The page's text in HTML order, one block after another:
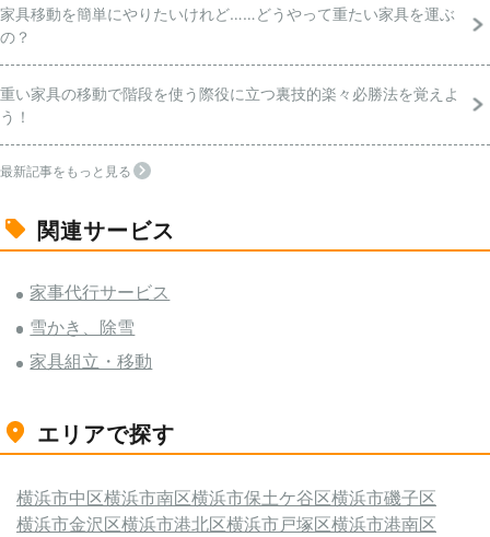
家具移動を簡単にやりたいけれど……どうやって重たい家具を運ぶ
の？
重い家具の移動で階段を使う際役に立つ裏技的楽々必勝法を覚えよ
う！
最新記事をもっと見る
関連サービス
家事代行サービス
雪かき、除雪
家具組立・移動
エリアで探す
横浜市中区横浜市南区横浜市保土ケ谷区横浜市磯子区
横浜市金沢区横浜市港北区横浜市戸塚区横浜市港南区